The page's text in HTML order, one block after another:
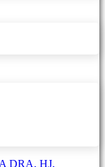
FWKKP
Tim BRIPSUS
REMAJA
DRA. HJ.